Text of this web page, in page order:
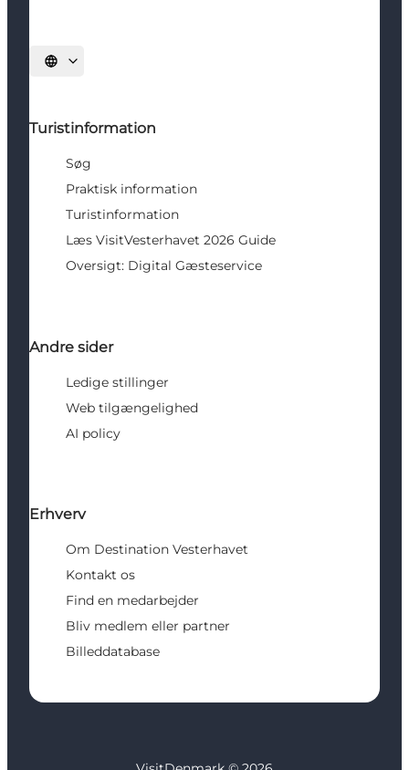
Vælg sprog
Turistinformation
Søg
Praktisk information
Turistinformation
Læs VisitVesterhavet 2026 Guide
Oversigt: Digital Gæsteservice
Andre sider
Ledige stillinger
Web tilgængelighed
AI policy
Erhverv
Om Destination Vesterhavet
Kontakt os
Find en medarbejder
Bliv medlem eller partner
Billeddatabase